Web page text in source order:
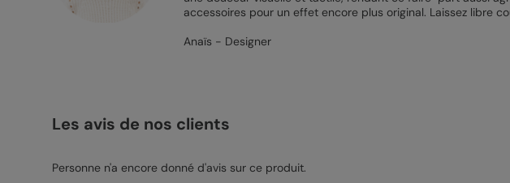
accessoires pour un effet encore plus original. Laissez libre
Anaïs - Designer
Les avis de nos clients
Personne n'a encore donné d'avis sur ce produit.